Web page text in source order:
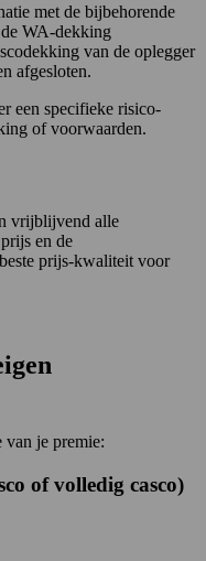
met de bijbehorende
WA-dekking
van de oplegger
afgesloten.
een specifieke risico-
of voorwaarden.
vrijblijvend alle
en de
prijs-kwaliteit voor
van je premie:
of volledig casco)